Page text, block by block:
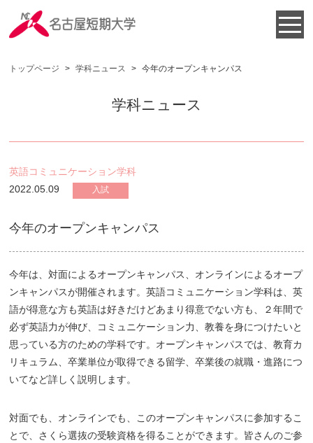
トップページ > 学科ニュース > 今年のオープンキャンパス
学科ニュース
英語コミュニケーション学科
2022.05.09
入試
今年のオープンキャンパス
今年は、対面によるオープンキャンパス、オンラインによるオープ
ンキャンパスが開催されます。英語コミュニケーション学科は、英
語が得意な方も英語は好きだけどあまり得意でない方も、２年間で
必ず英語力が伸び、コミュニケーション力、教養を身につけたいと
思っている方のための学科です。オープンキャンパスでは、教育カ
リキュラム、卒業単位が取得できる留学、卒業後の就職・進路につ
いてなど詳しく説明します。
対面でも、オンラインでも、このオープンキャンパスに参加するこ
とで、さくら選抜の受験資格を得ることができます。皆さんのご参